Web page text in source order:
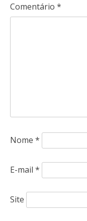
Comentário *
Nome *
E-mail *
Site